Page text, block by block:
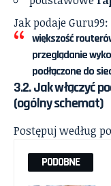
Jak podaje Guru99:
większość
przeglądanie
podłączone do
3.2. Jak włączyć
(ogólny schemat)
Postępuj według
PODOBNE